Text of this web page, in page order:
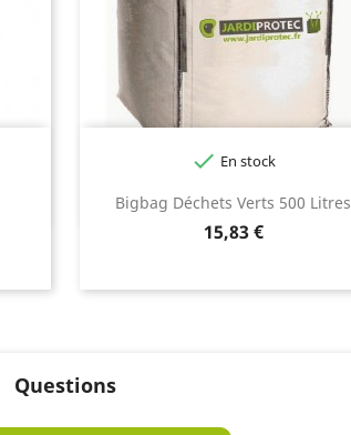
Bigbag Déchets Verts 500 Litres
Prix
15,83 €
 En stock
Questions